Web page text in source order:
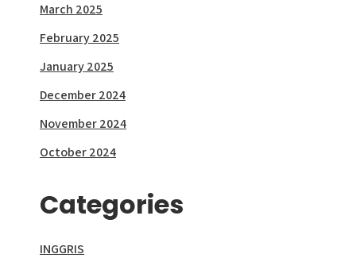
March 2025
February 2025
January 2025
December 2024
November 2024
October 2024
Categories
INGGRIS